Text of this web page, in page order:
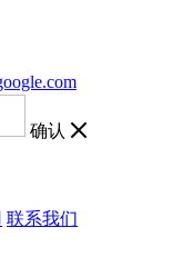
确认
联系我们